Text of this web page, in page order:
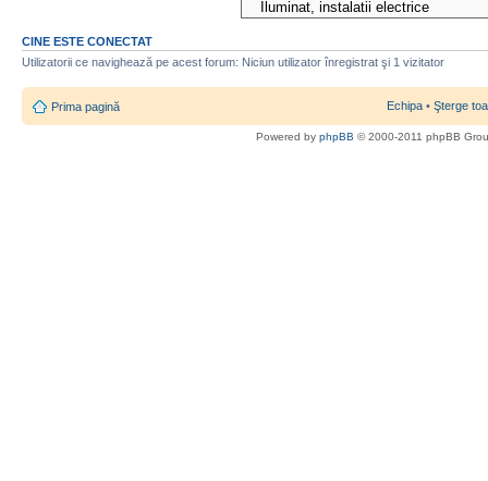
CINE ESTE CONECTAT
Utilizatorii ce navighează pe acest forum: Niciun utilizator înregistrat şi 1 vizitator
Prima pagină Echipa • Şterge
Powered by phpBB © 2000-2011 phpBB